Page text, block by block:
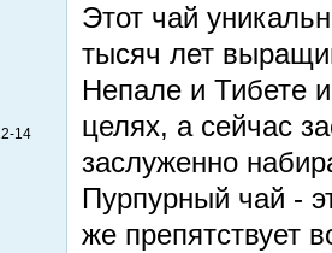
14
Этот чай
тысяч лет
Непале и Тибете
целях, а сейчас
заслуженно
Пурпурный чай -
же препятствует